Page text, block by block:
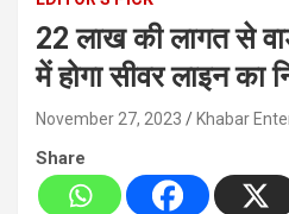
22 लाख की लागत से
में होगा सीवर लाइन का
November 27, 2023 Khabar
Share